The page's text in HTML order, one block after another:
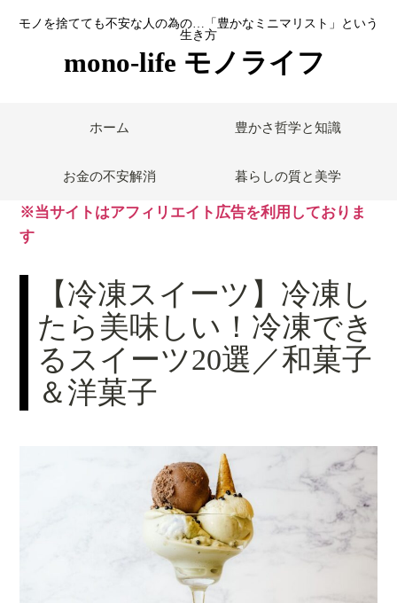
モノを捨てても不安な人の為の…「豊かなミニマリスト」という
生き方
mono-life モノライフ
ホーム 豊かさ哲学と知識
お金の不安解消 暮らしの質と美学
※当サイトはアフィリエイト広告を利用しておりま
す
【冷凍スイーツ】冷凍し
たら美味しい！冷凍でき
るスイーツ20選／和菓子
＆洋菓子